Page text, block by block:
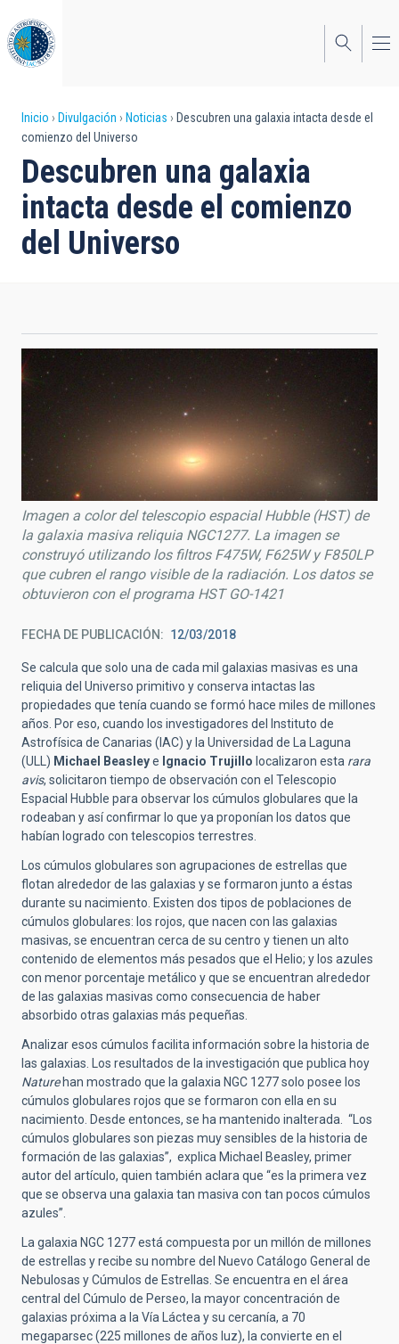
al
contenido
principal
Sobrescribir
enlaces
de
ayuda
a
Inicio Divulgación Noticias
Descubren una galaxia intacta desde el
comienzo del Universo
Descubren una galaxia
intacta desde el comienzo
del Universo
Imagen a color del telescopio espacial Hubble (HST) de
la galaxia masiva reliquia NGC1277. La imagen se
construyó utilizando los filtros F475W, F625W y F850LP
que cubren el rango visible de la radiación. Los datos se
obtuvieron con el programa HST GO-1421
FECHA DE PUBLICACIÓN 12/03/2018
Se calcula que solo una de cada mil galaxias masivas es una
reliquia del Universo primitivo y conserva intactas las
propiedades que tenía cuando se formó hace miles de millones
años. Por eso, cuando los investigadores del Instituto de
Astrofísica de Canarias (IAC) y la Universidad de La Laguna
(ULL) Michael Beasleye Ignacio Trujillo localizaron esta rara
avis, solicitaron tiempo de observación con el Telescopio
Espacial Hubble para observar los cúmulos globulares que la
rodeaban y así confirmar lo que ya proponían los datos que
habían logrado con telescopios terrestres.
Los cúmulos globulares son agrupaciones de estrellas que
flotan alrededor de las galaxias y se formaron junto a éstas
durante su nacimiento. Existen dos tipos de poblaciones de
cúmulos globulares: los rojos, que nacen con las galaxias
masivas, se encuentran cerca de su centro y tienen un alto
contenido de elementos más pesados que el Helio; y los azules
con menor porcentaje metálico y que se encuentran alrededor
de las galaxias masivas como consecuencia de haber
absorbido otras galaxias más pequeñas.
Analizar esos cúmulos facilita información sobre la historia de
las galaxias. Los resultados de la investigación que publica hoy
Naturehan mostrado que la galaxia NGC 1277 solo posee los
cúmulos globulares rojos que se formaron con ella en su
nacimiento. Desde entonces, se ha mantenido inalterada. “Los
cúmulos globulares son piezas muy sensibles de la historia de
formación de las galaxias”, explica Michael Beasley, primer
autor del artículo, quien también aclara que “es la primera vez
que se observa una galaxia tan masiva con tan pocos cúmulos
azules”.
La galaxia NGC 1277 está compuesta por un millón de millones
de estrellas y recibe su nombre del Nuevo Catálogo General de
Nebulosas y Cúmulos de Estrellas. Se encuentra en el área
central del Cúmulo de Perseo, la mayor concentración de
galaxias próxima a la Vía Láctea y su cercanía, a 70
megaparsec (225 millones de años luz), la convierte en el